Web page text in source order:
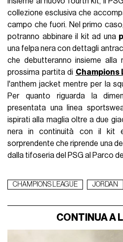
collezione esclusiva che
campo che fuori. Nel primo
potranno abbinare il kit ad una
una felpa nera con dettagli
che debutteranno insieme alla
prossima partita di Champions
l'anthem jacket mentre per la
Per quanto riguarda la
presentata una linea
ispirati alla maglia oltre a due
nera in continuità con il kit
sorprendente che riprende una
dalla tifoseria del PSG al Parco
CHAMPIONS LEAGUE JORDAN
CONTINUA A